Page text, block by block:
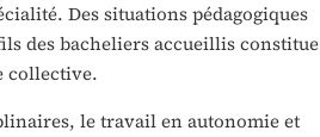
Des situations pédagogiques
des bacheliers accueillis constitue
collective.
le travail en autonomie et